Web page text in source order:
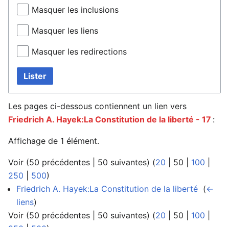
Masquer les inclusions
Masquer les liens
Masquer les redirections
Lister
Les pages ci-dessous contiennent un lien vers
Friedrich A. Hayek:La Constitution de la liberté - 17 :
Affichage de 1 élément.
Voir (50 précédentes 50 suivantes) (20 50 100
250
500)
Friedrich A. Hayek:La Constitution de la liberté (←
liens)
Voir (50 précédentes 50 suivantes) (20 50 100